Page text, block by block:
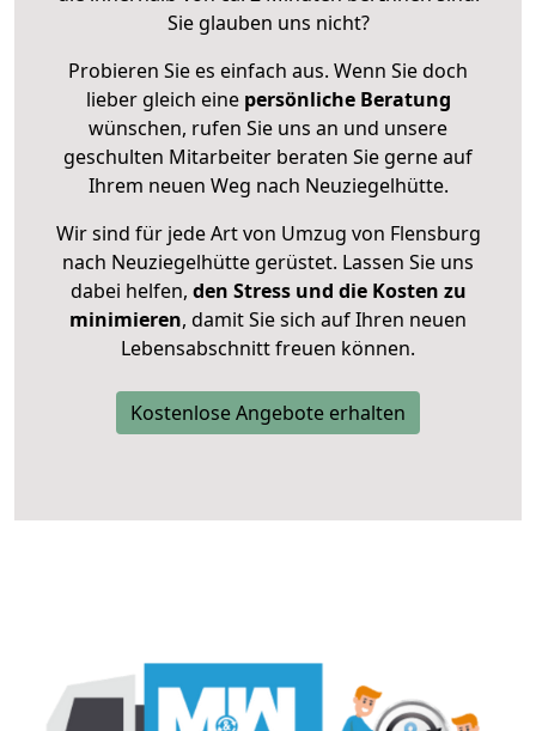
Sie glauben uns nicht?
Probieren Sie es einfach aus. Wenn Sie doch
lieber gleich eine persönliche Beratung
wünschen, rufen Sie uns an und unsere
geschulten Mitarbeiter beraten Sie gerne auf
Ihrem neuen Weg nach Neuziegelhütte.
Wir sind für jede Art von Umzug von Flensburg
nach Neuziegelhütte gerüstet. Lassen Sie uns
dabei helfen, den Stress und die Kosten zu
minimieren, damit Sie sich auf Ihren neuen
Lebensabschnitt freuen können.
Kostenlose Angebote erhalten